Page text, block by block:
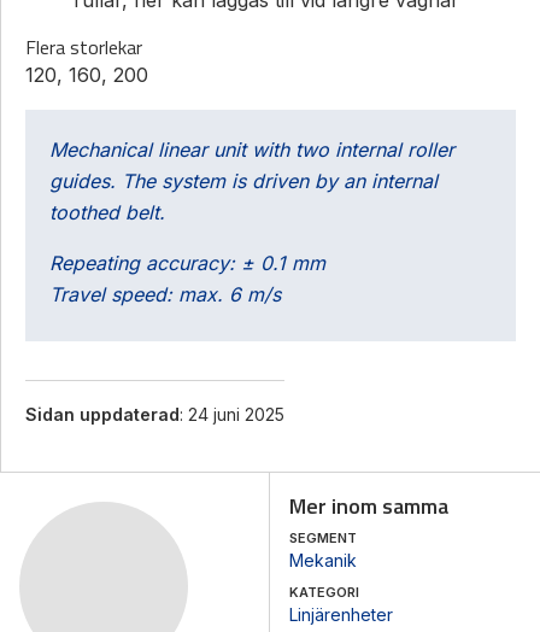
Mer inom samma
SEGMENT
Mekanik
KATEGORI
Linjärenheter
Flera storlekar
120, 160, 200
Mechanical linear unit with two internal roller
guides. The system is driven by an internal
toothed belt.
Repeating accuracy: ± 0.1 mm
Travel speed: max. 6 m/s
Sidan uppdaterad: 24 juni 2025